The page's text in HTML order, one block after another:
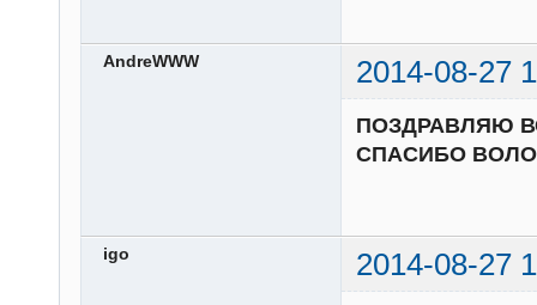
AndreWWW 2014-08-27
ПОЗДРАВЛЯЮ
СПАСИБО
igo 2014-08-27